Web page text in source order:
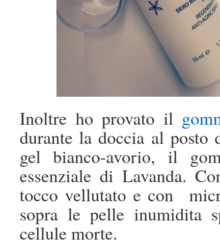
Inoltre ho provato il
durante la doccia al posto
gel bianco-avorio, il
essenziale di Lavanda.
tocco vellutato e con
sopra le pelle inumidita
cellule morte.